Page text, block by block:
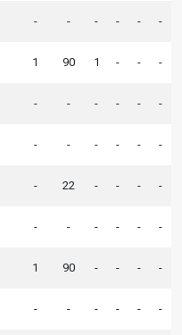
- - - - - -
1 90 1 - - -
- - - - - -
- - - - - -
- 22 - - - -
- - - - - -
1 90 - - - -
- - - - - -